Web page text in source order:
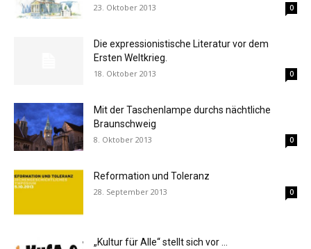
23. Oktober 2013 0
Die expressionistische Literatur vor dem
Ersten Weltkrieg.
18. Oktober 2013 0
Mit der Taschenlampe durchs nächtliche
Braunschweig
8. Oktober 2013 0
Reformation und Toleranz
28. September 2013 0
„Kultur für Alle“ stellt sich vor …